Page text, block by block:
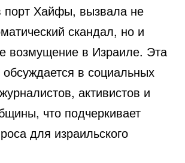
порт Хайфы, вызвала не
скандал, но и
возмущение в Израиле. Эта
в социальных
активистов и
что подчеркивает
для израильского